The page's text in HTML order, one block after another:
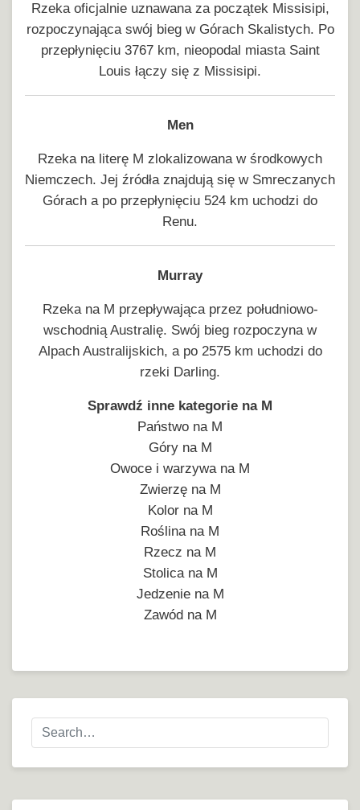
Rzeka oficjalnie uznawana za początek Missisipi,
rozpoczynająca swój bieg w Górach Skalistych. Po
przepłynięciu 3767 km, nieopodal miasta Saint
Louis łączy się z Missisipi.
Men
Rzeka na literę M zlokalizowana w środkowych
Niemczech. Jej źródła znajdują się w Smreczanych
Górach a po przepłynięciu 524 km uchodzi do
Renu.
Murray
Rzeka na M przepływająca przez południowo-
wschodnią Australię. Swój bieg rozpoczyna w
Alpach Australijskich, a po 2575 km uchodzi do
rzeki Darling.
Sprawdź inne kategorie na M
Państwo na M
Góry na M
Owoce i warzywa na M
Zwierzę na M
Kolor na M
Roślina na M
Rzecz na M
Stolica na M
Jedzenie na M
Zawód na M